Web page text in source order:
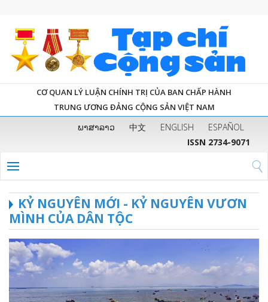
CƠ QUAN LÝ LUẬN CHÍNH TRỊ CỦA BAN CHẤP HÀNH
TRUNG ƯƠNG ĐẢNG CỘNG SẢN VIỆT NAM
ພາສາລາວ 中文 ENGLISH
ESPAÑOL
ISSN 2734-9071
KỶ NGUYÊN MỚI - KỶ NGUYÊN VƯƠN
MÌNH CỦA DÂN TỘC